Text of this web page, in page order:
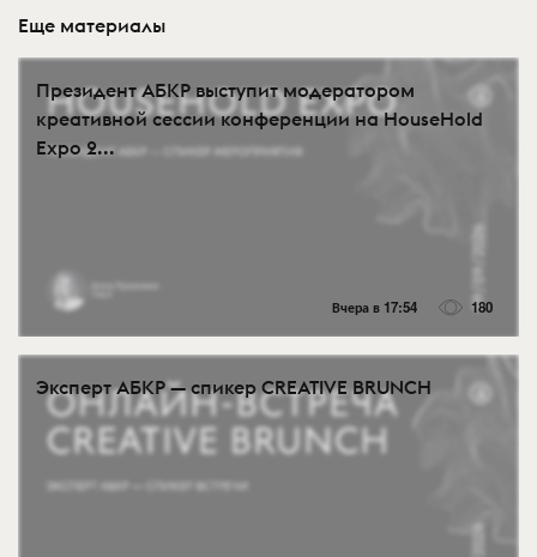
Еще материалы
Президент АБКР выступит модератором
креативной сессии конференции на HouseHold
Expo 2...
Вчера в 17:54 180
Эксперт АБКР — спикер CREATIVE BRUNCH